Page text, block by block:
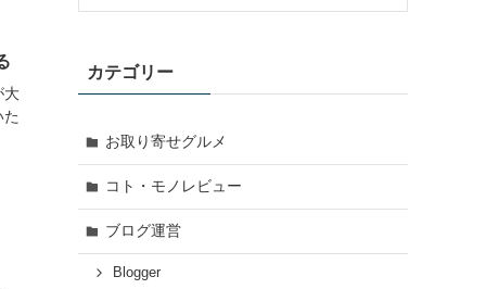
大
カテゴリー
お取り寄せグルメ
コト・モノレビュー
ブログ運営
Blogger